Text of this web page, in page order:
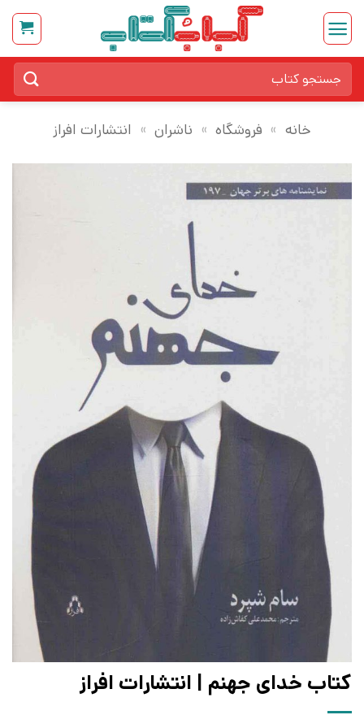
Skip
content
برای:
خانه » فروشگاه » ناشران » انتشارات افراز
کتاب خدای جهنم | انتشارات افراز